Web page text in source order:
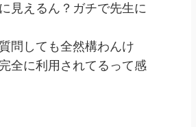
見えるん？ガチで先生に
問しても全然構わんけ
全に利用されてるって感